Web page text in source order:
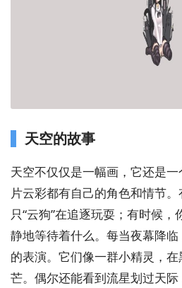
天空的故事
天空不仅仅是一幅画，它还是
片云彩都有自己的角色和情节
只“云狗”在追逐玩耍；有时候，
静地等待着什么。每当夜幕降
的表演。它们像一群小精灵，
芒。偶尔还能看到流星划过天